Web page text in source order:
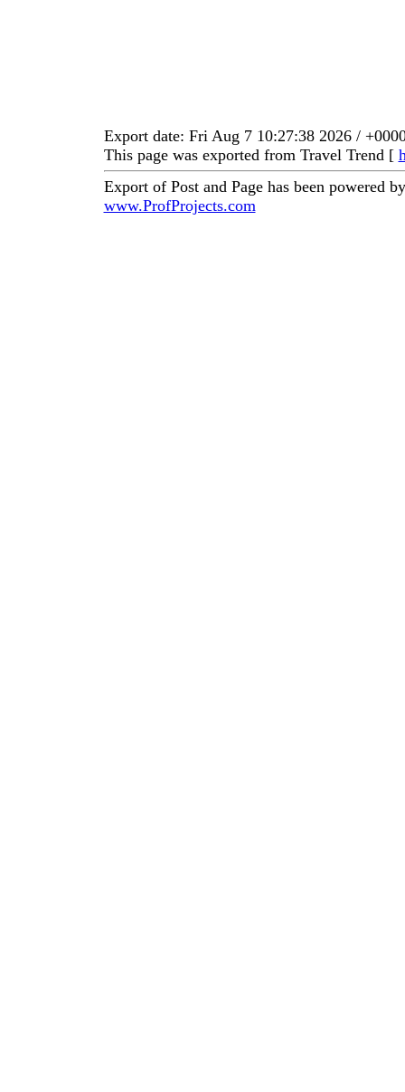
Export date: Fri Aug 7 10:27:38 2026 /
This page was exported from Travel Trend [
Export of Post and Page has been powered
www.ProfProjects.com